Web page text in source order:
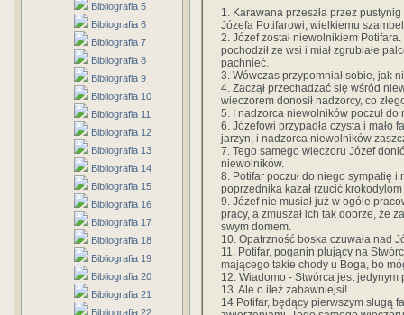
Bibliografia 5
Bibliografia 6
Bibliografia 7
Bibliografia 8
Bibliografia 9
Bibliografia 10
Bibliografia 11
Bibliografia 12
Bibliografia 13
Bibliografia 14
Bibliografia 15
Bibliografia 16
Bibliografia 17
Bibliografia 18
Bibliografia 19
Bibliografia 20
Bibliografia 21
Bibliografia 22
1. Karawana przeszła przez
Józefa Potifarowi, wielkiemu
2. Józef został niewolnikiem
pochodził ze wsi i miał zgrubiałe
pachnieć.
3. Wówczas przypomniał sobie, jak
4. Zaczął przechadzać się wśród
wieczorem donosił nadzorcy, co
5. I nadzorca niewolników poczuł
6. Józefowi przypadła czysta i mało
jarzyn, i nadzorca niewolników
7. Tego samego wieczoru Józef
niewolników.
8. Potifar poczuł do niego sympatię
poprzednika kazał rzucić
9. Józef nie musiał już w ogóle
pracy, a zmuszał ich tak dobrze, że
swym domem.
10. Opatrzność boska czuwała nad
11. Potifar, poganin plujący na
mającego takie chody u Boga, bo
12. Wiadomo - Stwórca jest
13. Ale o ileż zabawniejsi!
14 Potifar, będący pierwszym sługą